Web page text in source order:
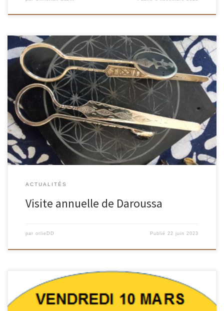
Daroussa a posé le pied à Charles de Gaule le 11 juin, et a trouvé
son chemin grâce à notre amie Edith. […]
ACTUALITÉS
Visite annuelle de Daroussa
par orlieDD Publié22 juin 2023